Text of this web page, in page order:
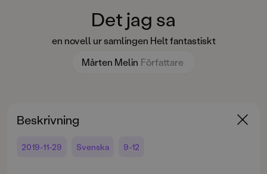
Det jag sa
en novell ur samlingen Helt fantastiskt
Mårten Melin Författare
Beskrivning
2019-11-29 Svenska 9-12